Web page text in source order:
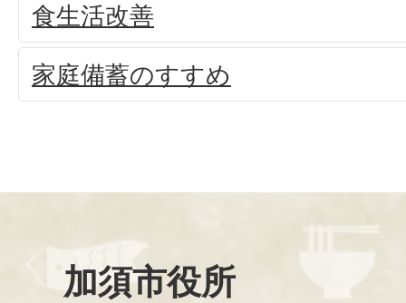
食生活改善
家庭備蓄のすすめ
加須市役所